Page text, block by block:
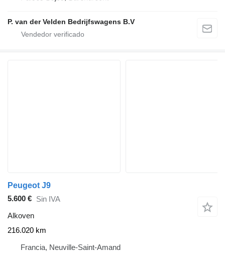
P. van der Velden Bedrijfswagens B.V
Peugeot J9
5.600 € Sin IVA
Alkoven
216.020 km
Francia, Neuville-Saint-Amand